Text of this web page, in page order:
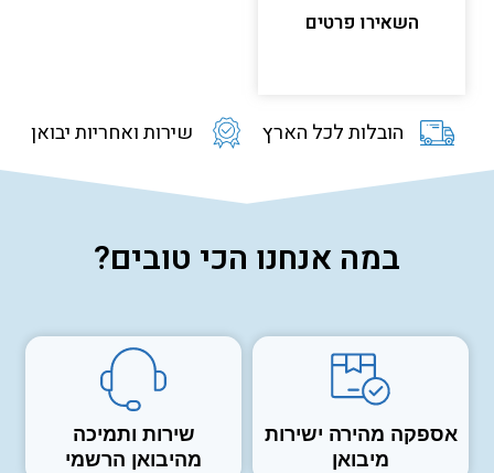
השאירו פרטים
הובלות לכל הארץ שירות ואחריות יבואן
במה אנחנו הכי טובים?
אספקה מהירה ישירות
מיבואן
שירות ותמיכה
מהיבואן הרשמי